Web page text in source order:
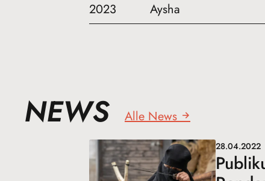
2023
Aysha
NEWS Alle News
28.04.2022